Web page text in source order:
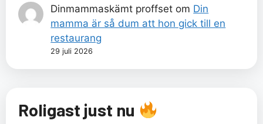
Dinmammaskämt proffset om Din
mamma är så dum att hon gick till en
restaurang
29 juli 2026
Roligast just nu